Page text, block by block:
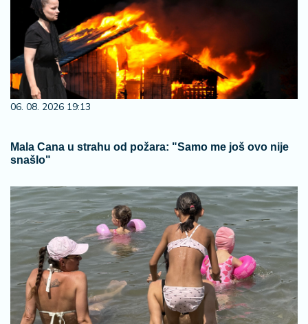
06. 08. 2026 19:13
Mala Cana u strahu od požara: "Samo me još ovo nije
snašlo"